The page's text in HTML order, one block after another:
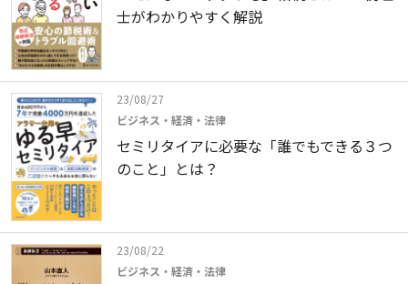
士がわかりやすく解説
23/08/27
ビジネス・経済・法律
セミリタイアに必要な「誰でもできる３つ
のこと」とは？
23/08/22
ビジネス・経済・法律